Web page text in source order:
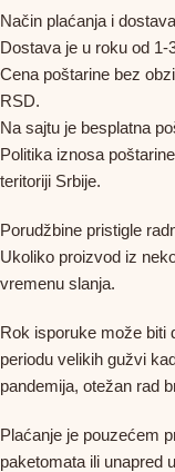
Način plaćanja i dostava
Dostava je u roku od 1-
Cena poštarine bez
RSD.
Na sajtu je besplatna
Politika iznosa
teritoriji Srbije.
Porudžbine pristigle
Ukoliko proizvod iz
vremenu slanja.
Rok isporuke može biti
periodu velikih gužvi
pandemija, otežan rad
Plaćanje je pouzećem
paketomata ili unapred